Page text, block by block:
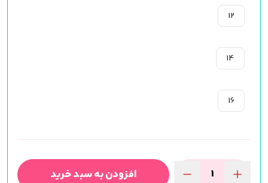
12
14
16
افزودن به سبد خرید